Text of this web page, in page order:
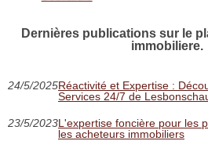
Dernières publications sur le
immobiliere.
24/5/2025Réactivité et Expertise :
Services 24/7 de
23/5/2023L'expertise foncière pour les
les acheteurs immobiliers